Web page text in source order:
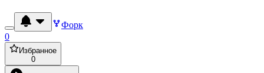
Форк
0
Избранное
0